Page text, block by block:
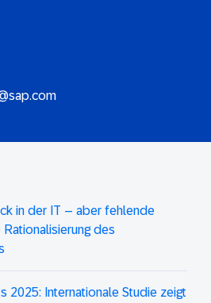
in der IT – aber fehlende
des
2025: Internationale Studie zeigt